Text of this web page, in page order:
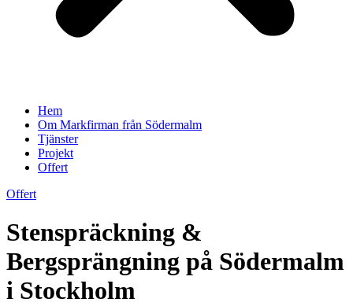
Hem
Om Markfirman från Södermalm
Tjänster
Projekt
Offert
Offert
Stenspräckning &
Bergsprängning på Södermalm
i Stockholm